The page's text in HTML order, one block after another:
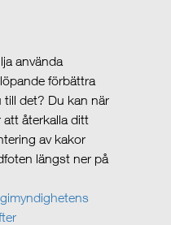
använda
förbättra
det? Du kan när
återkalla ditt
av kakor
längst ner på